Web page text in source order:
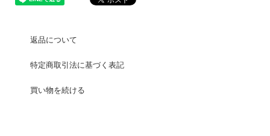
返品について
特定商取引法に基づく表記
買い物を続ける